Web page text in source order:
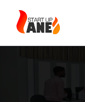
contenu